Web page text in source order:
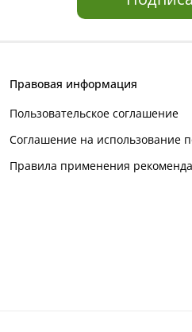
Правовая информация
Пользовательское соглашение
Соглашение на использование
Правила применения